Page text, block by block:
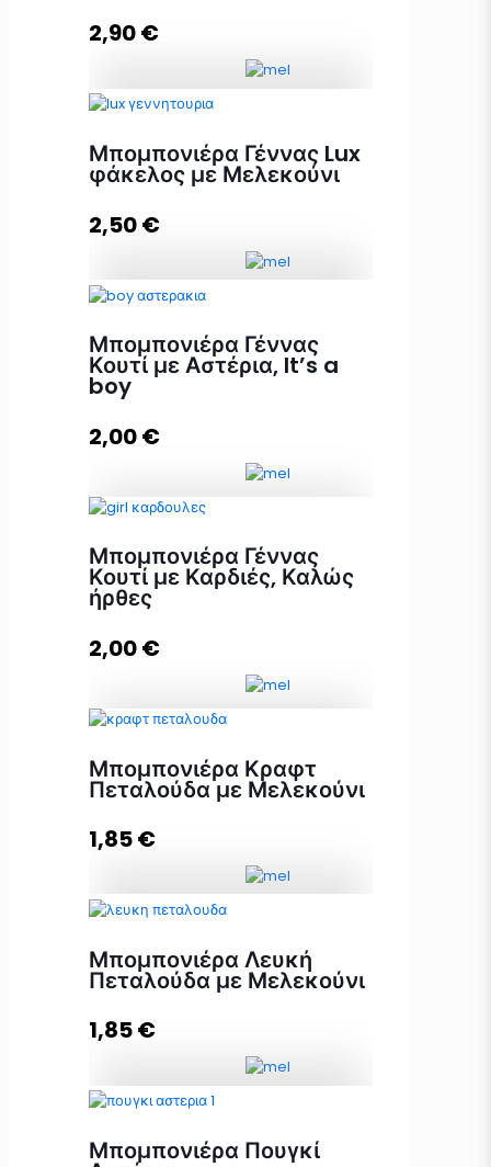
Προσθήκη στο καλάθι
2,90€
Μελεκούνι ποσότητα
Προσθήκη στο καλάθι
Μπομπονιέρα Γέννας Lux
φάκελος με Μελεκούνι
2,50€
με Μελεκούνι ποσότητα
Μπομπονιέρα Γέννας
Κουτί με Αστέρια, It’s a
boy
2,00€
Μπομπονιέρα Γέννας Κουτί με
Αστέρια, It's a boy ποσότητα
Προσθήκη στο καλάθι
Μπομπονιέρα Γέννας
Κουτί με Καρδιές, Καλώς
ήρθες
2,00€
Μπομπονιέρα Γέννας Κουτί με
Καρδιές, Καλώς ήρθες ποσότητα
Προσθήκη στο καλάθι
Μπομπονιέρα Κραφτ
Πεταλούδα με Μελεκούνι
1,85€
Μελεκούνι ποσότητα
Προσθήκη στο καλάθι
Μπομπονιέρα Λευκή
Πεταλούδα με Μελεκούνι
1,85€
Μελεκούνι ποσότητα
Μπομπονιέρα Πουγκί